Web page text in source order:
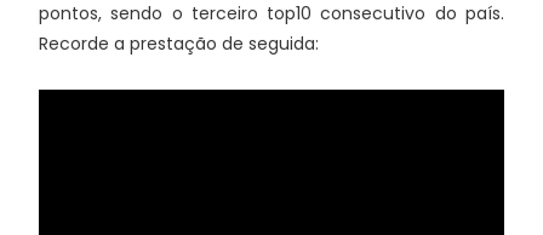
pontos, sendo o terceiro top10 consecutivo do país.
Recorde a prestação de seguida: